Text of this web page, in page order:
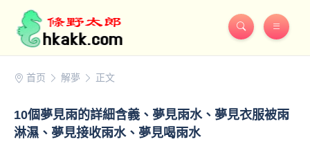
首页 解夢 正文
10個夢見雨的詳細含義、夢見雨水、夢見衣服被雨
淋濕、夢見接收雨水、夢見喝雨水